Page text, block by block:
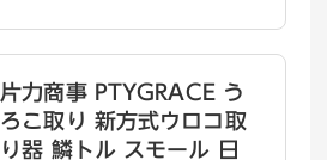
片力商事 PTYGRACE う
ろこ取り 新方式ウロコ取
り器 鱗トル スモール 日